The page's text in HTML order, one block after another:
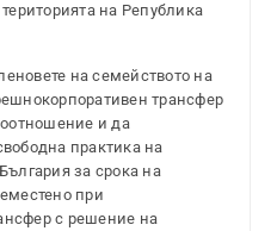
на Република
на семейството на
трансфер
и да
практика на
за срока на
при
с решение на